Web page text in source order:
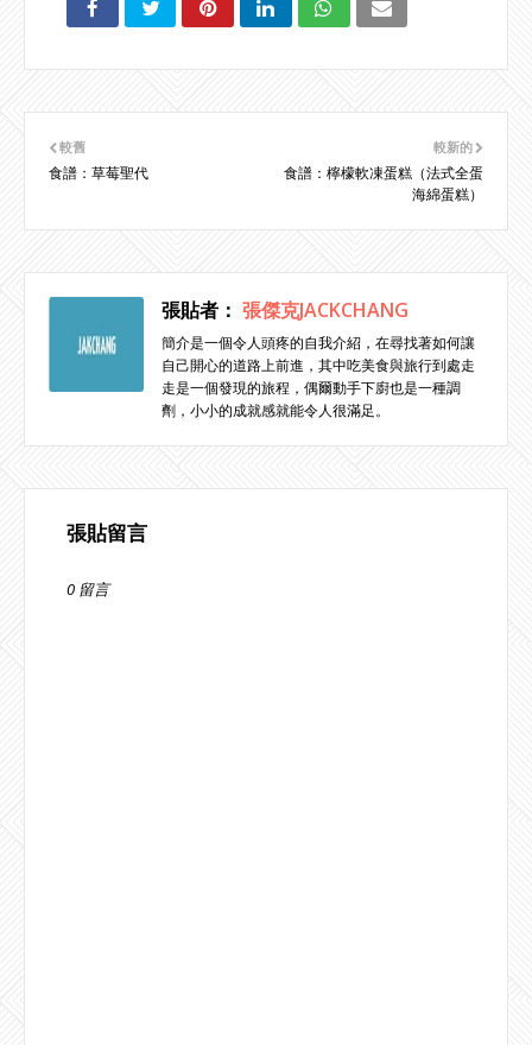
較新的
食譜：檸檬軟凍蛋糕（法式全蛋
海綿蛋糕）
較舊
食譜：草莓聖代
張貼者： 張傑克JACKCHANG
簡介是一個令人頭疼的自我介紹，在尋找著如何讓
自己開心的道路上前進，其中吃美食與旅行到處走
走是一個發現的旅程，偶爾動手下廚也是一種調
劑，小小的成就感就能令人很滿足。
張貼留言
0 留言